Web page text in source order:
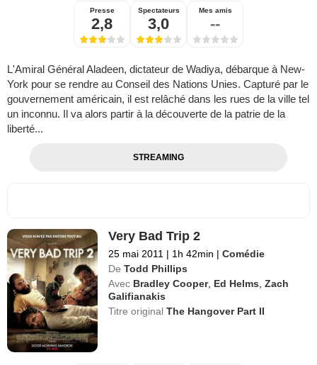
Presse
2,8
Spectateurs
3,0
Mes amis
--
L'Amiral Général Aladeen, dictateur de Wadiya, débarque à New-
York pour se rendre au Conseil des Nations Unies. Capturé par le
gouvernement américain, il est relâché dans les rues de la ville tel
un inconnu. Il va alors partir à la découverte de la patrie de la
liberté...
STREAMING
Very Bad Trip 2
25 mai 2011 | 1h 42min | Comédie
De Todd Phillips
Avec Bradley Cooper, Ed Helms ,Zach
Galifianakis
Titre originalThe Hangover Part II